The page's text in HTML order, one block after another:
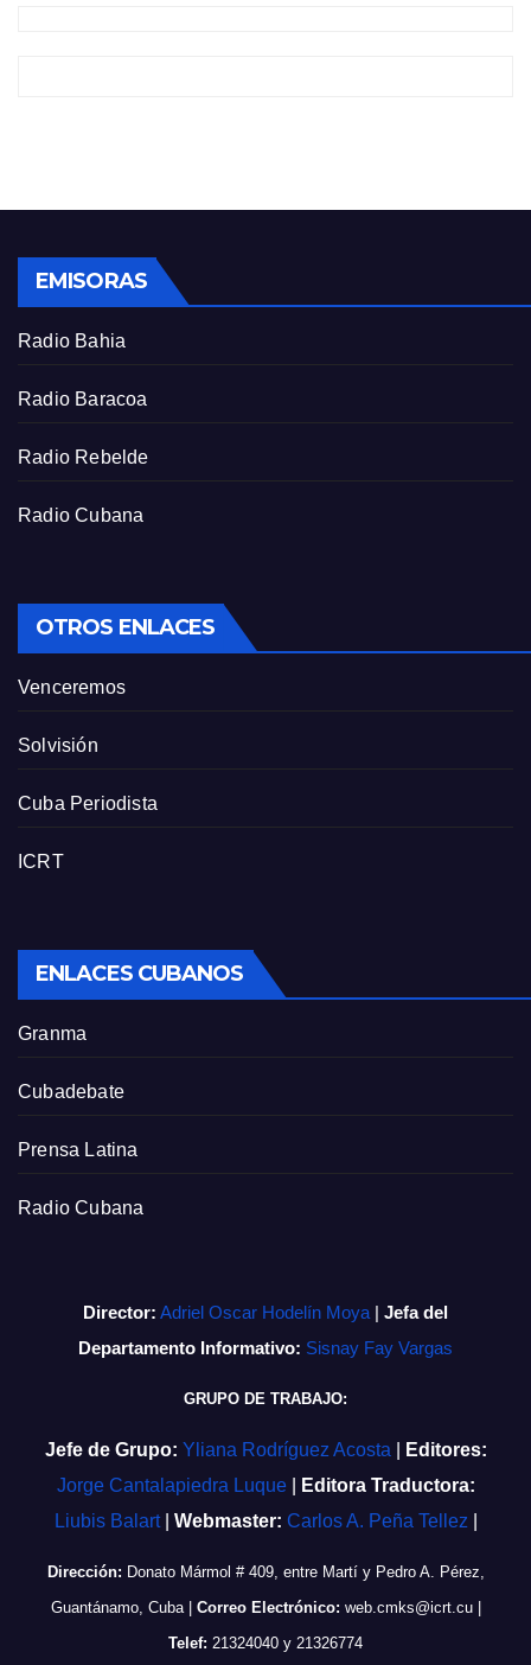
EMISORAS
Radio Bahia
Radio Baracoa
Radio Rebelde
Radio Cubana
OTROS ENLACES
Venceremos
Solvisión
Cuba Periodista
ICRT
ENLACES CUBANOS
Granma
Cubadebate
Prensa Latina
Radio Cubana
Director: Adriel Oscar Hodelín Moya
Jefa del
Departamento Informativo: Sisnay Fay Vargas
GRUPO DE TRABAJO:
Jefe de Grupo: Yliana Rodríguez Acosta
Editores:
Jorge Cantalapiedra Luque
Editora Traductora:
Liubis Balart
Webmaster: Carlos A. Peña Tellez
Dirección: Donato Mármol # 409, entre Martí y Pedro A. Pérez,
Guantánamo, Cuba| Correo Electrónico: web.cmks@icrt.cu|
Telef: 21324040 y 21326774